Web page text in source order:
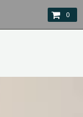
0